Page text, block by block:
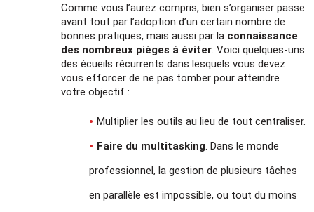
Comme vous l’aurez compris, bien s’organiser passe
avant tout par l’adoption d’un certain nombre de
bonnes pratiques, mais aussi par la connaissance
des nombreux pièges à éviter. Voici quelques-uns
des écueils récurrents dans lesquels vous devez
vous efforcer de ne pas tomber pour atteindre
votre objectif :
Multiplier les outils au lieu de tout centraliser.
Faire du multitasking. Dans le monde
professionnel, la gestion de plusieurs tâches
en parallèle est impossible, ou tout du moins